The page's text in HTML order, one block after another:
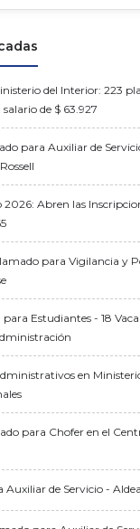
del Interior: 223
de $ 63.927
para Auxiliar de
Abren las
para Vigilancia y
para Estudiantes - 18
en
para Chofer en el
Auxiliar de Servicio -